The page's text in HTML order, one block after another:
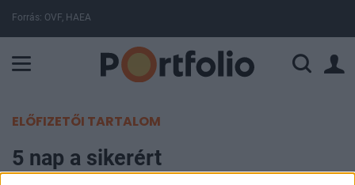
Forrás: OVF, HAEA
ELŐFIZETŐI TARTALOM
5 nap a sikerért